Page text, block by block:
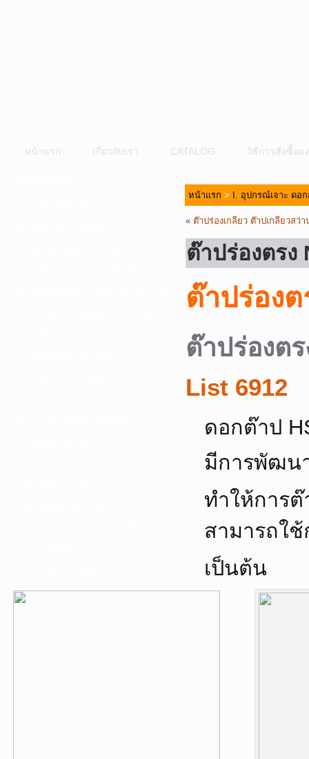
หน้าแรก เกี่ยวกับเรา CATALOG วิธีการสั่งซื้อแ
D. เครื่องมือก่อสร้าง-เครื่องมืออุตสาหกรรม
หน้าแรก > I. อุปกรณ์เจาะ ดอ
« ต๊าปร่องเกลียว ต๊าปเกลียวสว่า
ต๊าปร่องตรง
ต๊าปร่องต
ต๊าปร่องต
List 6912
ดอกต๊าป
มีการพัฒน
ทำให้การ
สามารถใ
เป็นต้น